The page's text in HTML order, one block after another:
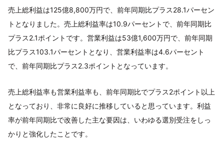
売上総利益は125億8,800万円で、前年同期比プラス28.1パーセン
トとなりました。売上総利益率は10.9パーセントで、前年同期比
プラス2.1ポイントです。営業利益は53億1,600万円で、前年同期
比プラス103.1パーセントとなり、営業利益率は4.6パーセント
で、前年同期比プラス2.3ポイントとなっています。
売上総利益率も営業利益率も、前年同期比でプラス2ポイント以上
となっており、非常に良好に推移していると思っています。利益
率が前年同期比で改善した主な要因は、いわゆる選別受注をしっ
かりと強化したことです。